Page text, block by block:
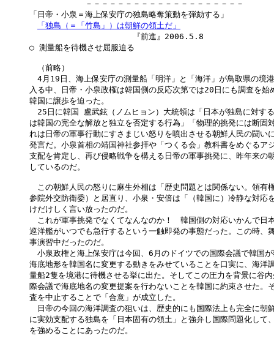
－－－－－－－－－－－－－－－－－－－－
「日帝・小泉＝海上保安庁の独島略奪策動を弾劾する」
「独島（＝「竹島」）は朝鮮の領土だ」
『前進』2006.5.8
○ 測量船を待機させ屈服迫る
（前略）
4月19日、海上保安庁の測量船「明洋」と「海洋」が鳥取県の境
入る中、日帝・小泉政権は韓国側の反応次第では20日にも調査を始
韓国に譲歩を迫った。
25日に韓国 盧武鉉（ノムヒョン）大統領は「日本が独島に対す
は韓国の完全な解放と独立を否定する行為」「物理的挑発には断固
れは日帝の軍事行動にすさまじい怒りを噴出させる朝鮮人民の闘い
発言だ。小泉首相の靖国神社参拝や「つくる会」教科書をめぐるア
支配を肯定し、再び侵略戦争を構える日帝の軍事挑発に、昨年来の
しているのだ。
この朝鮮人民の怒りに麻生外相は「歴史問題とは関係ない。領有
参院外交防衛委）と居直り、小泉・安倍は「（韓国に）冷静な対応
けだけしく言い放ったのだ。
これが軍事挑発でなくてなんなのか！　韓国側の対応いかんで日
巡洋艦がいつでも急行するという一触即発の事態だった。この時、
事演習中だったのだ。
小泉政権と海上保安庁は今回、6月のドイツでの国際会議で韓国
海底地形を韓国名に変更する動きをみせていることを口実に、海洋
量船2隻を境港に待機させる挙に出た。そしてこの圧力を背景に谷
際会議で海底地名の変更提案を行わないことを韓国に約束させた。
査を中止することで「合意」が成立した。
日帝の今回の海洋調査の狙いは、歴史的にも国際法上も完全に朝
に実効支配する独島を「日本固有の領土」と強弁し国際問題化して
を強めることにあったのだ。